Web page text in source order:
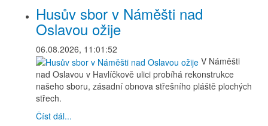
Husův sbor v Náměšti nad
Oslavou ožije
06.08.2026, 11:01:52
V Náměšti
nad Oslavou v Havlíčkově ulici probíhá rekonstrukce
našeho sboru, zásadní obnova střešního pláště plochých
střech.
Číst dál...